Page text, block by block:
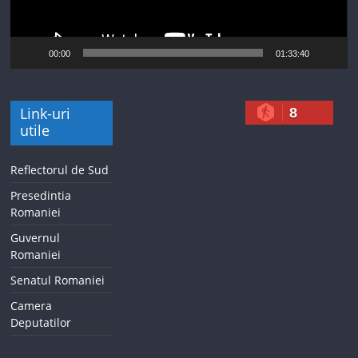
00:00 01:33:40
Link-uri
utile
Reflectorul de Sud
Presedintia
Romaniei
Guvernul
Romaniei
Senatul Romaniei
Camera
Deputatilor
8